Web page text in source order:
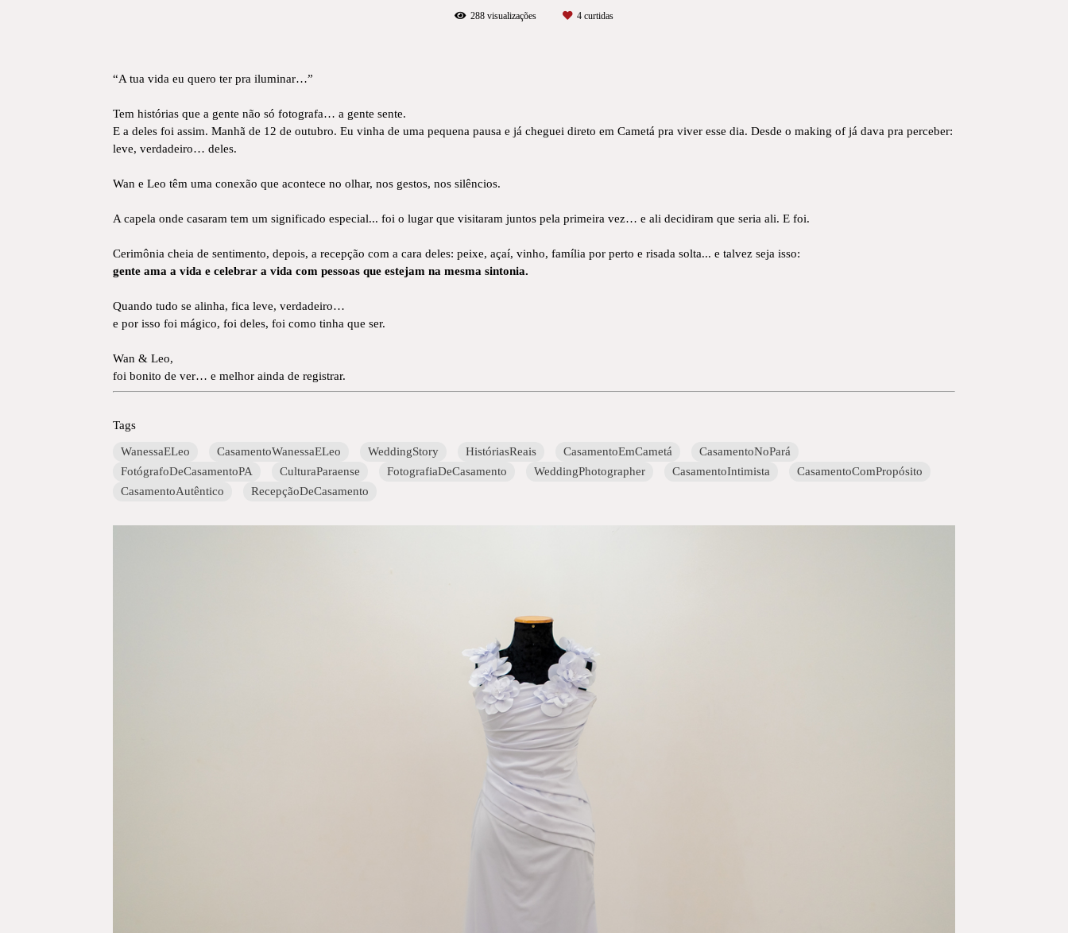
288 visualizações 4 curtidas
“A tua vida eu quero ter pra iluminar…”
Tem histórias que a gente não só fotografa… a gente sente.
E a deles foi assim. Manhã de 12 de outubro. Eu vinha de uma pequena pausa e já cheguei direto em Cametá pra viver esse dia. Desde o making of já dava pra perceber:
leve, verdadeiro… deles.
Wan e Leo têm uma conexão que acontece no olhar, nos gestos, nos silêncios.
A capela onde casaram tem um significado especial... foi o lugar que visitaram juntos pela primeira vez… e ali decidiram que seria ali. E foi.
Cerimônia cheia de sentimento, depois, a recepção com a cara deles: peixe, açaí, vinho, família por perto e risada solta... e talvez seja isso:
gente ama a vida e celebrar a vida com pessoas que estejam na mesma sintonia.
Quando tudo se alinha, fica leve, verdadeiro…
e por isso foi mágico, foi deles, foi como tinha que ser.
Wan & Leo,
foi bonito de ver… e melhor ainda de registrar.
Tags
WanessaELeo CasamentoWanessaELeo WeddingStory HistóriasReais CasamentoEmCametá
CasamentoNoPará
FotógrafoDeCasamentoPA
CulturaParaense FotografiaDeCasamento WeddingPhotographer CasamentoIntimista
CasamentoComPropósito
CasamentoAutêntico
RecepçãoDeCasamento